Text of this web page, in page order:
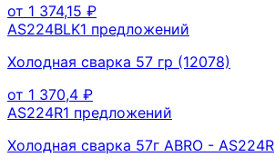
от 1 374,15 ₽
AS224BLK1 предложений
Холодная сварка 57 гр (12078)
от 1 370,4 ₽
AS224R1 предложений
Холодная сварка 57г ABRO - AS224R